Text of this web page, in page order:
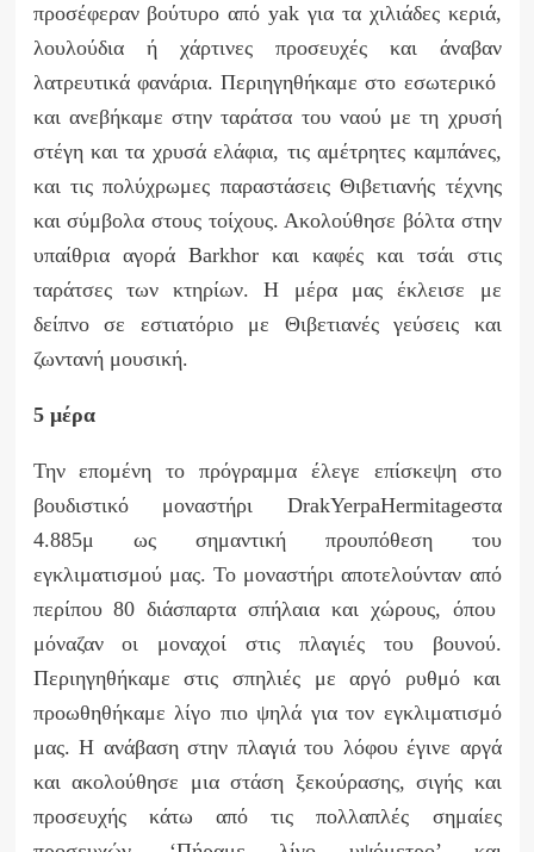
προσέφεραν βούτυρο απόyak για τα χιλιάδες κεριά,
λουλούδια ή χάρτινες προσευχές και άναβαν
λατρευτικά φανάρια. Περιηγηθήκαμε στο εσωτερικό
και ανεβήκαμε στην ταράτσα του ναού με τη χρυσή
στέγη και τα χρυσά ελάφια, τις αμέτρητες καμπάνες,
και τις πολύχρωμες παραστάσεις Θιβετιανής τέχνης
και σύμβολα στους τοίχους. Ακολούθησε βόλτα στην
υπαίθρια αγορά Barkhorκαι καφές και τσάι στις
ταράτσες των κτηρίων. Η μέρα μας έκλεισε με
δείπνο σε εστιατόριο με Θιβετιανές γεύσεις και
ζωντανή μουσική.
5 μέρα
Την επομένη το πρόγραμμα έλεγε επίσκεψη στο
βουδιστικό μοναστήρι DrakYerpaHermitageστα
4.885μ ως σημαντική προυπόθεση του
εγκλιματισμού μας. Το μοναστήρι αποτελούνταν από
περίπου 80 διάσπαρτα σπήλαια και χώρους, όπου
μόναζαν οι μοναχοί στις πλαγιές του βουνού.
Περιηγηθήκαμε στις σπηλιές με αργό ρυθμό και
προωθηθήκαμε λίγο πιο ψηλά για τον εγκλιματισμό
μας. Η ανάβαση στην πλαγιά του λόφου έγινε αργά
και ακολούθησε μια στάση ξεκούρασης, σιγής και
προσευχής κάτω από τις πολλαπλές σημαίες